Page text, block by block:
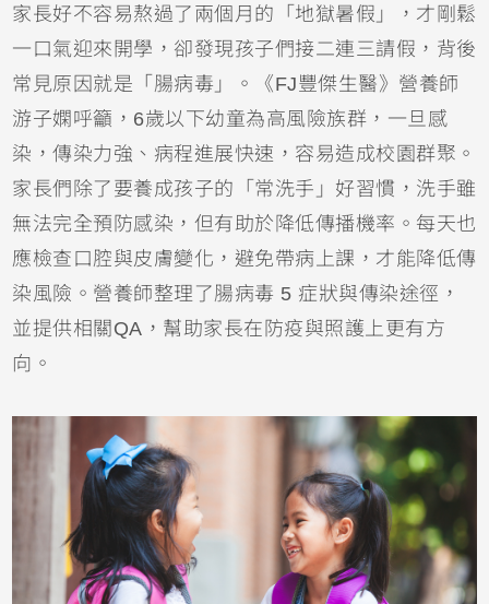
家長好不容易熬過了兩個月的「地獄暑假」，才剛鬆
一口氣迎來開學，卻發現孩子們接二連三請假，背後
常見原因就是「腸病毒」。《FJ豐傑生醫》營養師
游子嫻呼籲，6歲以下幼童為高風險族群，一旦感
染，傳染力強、病程進展快速，容易造成校園群聚。
家長們除了要養成孩子的「常洗手」好習慣，洗手雖
無法完全預防感染，但有助於降低傳播機率。每天也
應檢查口腔與皮膚變化，避免帶病上課，才能降低傳
染風險。營養師整理了腸病毒 5 症狀與傳染途徑，
並提供相關QA，幫助家長在防疫與照護上更有方
向。